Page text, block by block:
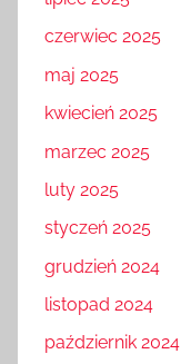
czerwiec 2025
maj 2025
kwiecień 2025
marzec 2025
luty 2025
styczeń 2025
grudzień 2024
listopad 2024
październik 2024